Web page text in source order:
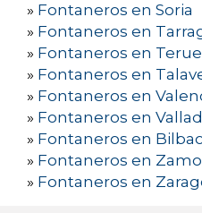
» Fontaneros en Soria
» Fontaneros en
» Fontaneros en Teruel
» Fontaneros en
» Fontaneros en
» Fontaneros en
» Fontaneros en
» Fontaneros en
» Fontaneros en